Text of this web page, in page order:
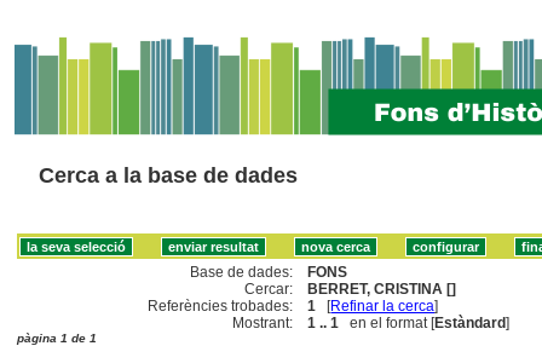
Cerca a la base de dades
Base de dades:
FONS
Cercar:
BERRET, CRISTINA []
Referències trobades:
1 [Refinar la cerca]
Mostrant:
1 .. 1 en el format [Estàndard]
pàgina 1 de 1